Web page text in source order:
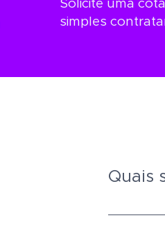
Solicite uma
simples
Quais